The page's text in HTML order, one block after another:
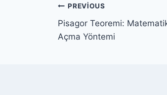
Yazı
gezinmesi
PREVIOUS
Pisagor Teoremi:
Açma Yöntemi